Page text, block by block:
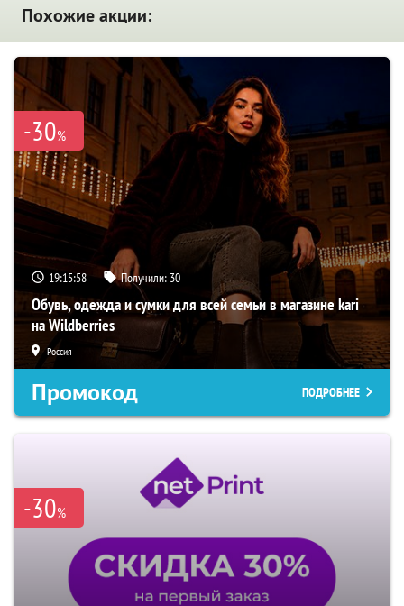
Похожие акции:
-30%
19:15:57 Получили: 30
Обувь, одежда и сумки для всей семьи в магазине kari
на Wildberries
Россия
Промокод ПОДРОБНЕЕ
-30%